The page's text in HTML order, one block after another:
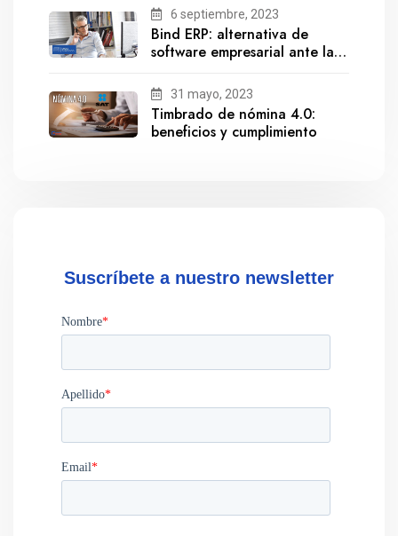
6 septiembre, 2023
Bind ERP: alternativa de
software empresarial ante la
31 mayo, 2023
Timbrado de nómina 4.0:
beneficios y cumplimiento
Suscríbete a nuestro newsletter